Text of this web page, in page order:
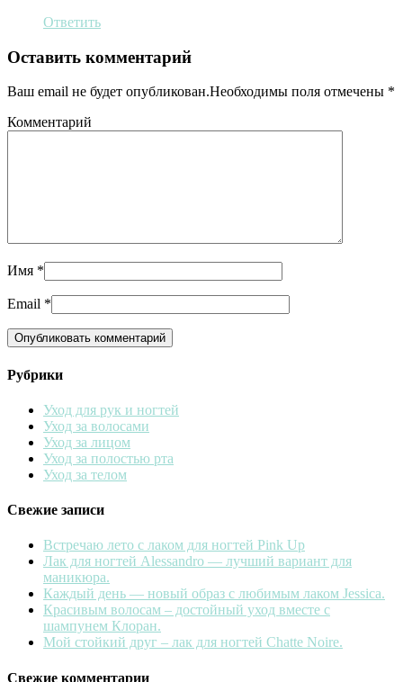
Ответить
Оставить комментарий
Ваш email не будет опубликован.Необходимы поля отмечены *
Комментарий
Имя *
Email *
Рубрики
Уход для рук и ногтей
Уход за волосами
Уход за лицом
Уход за полостью рта
Уход за телом
Свежие записи
Встречаю лето с лаком для ногтей Pink Up
Лак для ногтей Alessandro — лучший вариант для
маникюра.
Каждый день — новый образ с любимым лаком Jessica.
Красивым волосам – достойный уход вместе с
шампунем Клоран.
Мой стойкий друг – лак для ногтей Chatte Noire.
Свежие комментарии